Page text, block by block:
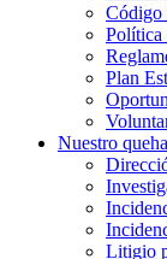
Código
Política
Plan
Nuestro
Litigio